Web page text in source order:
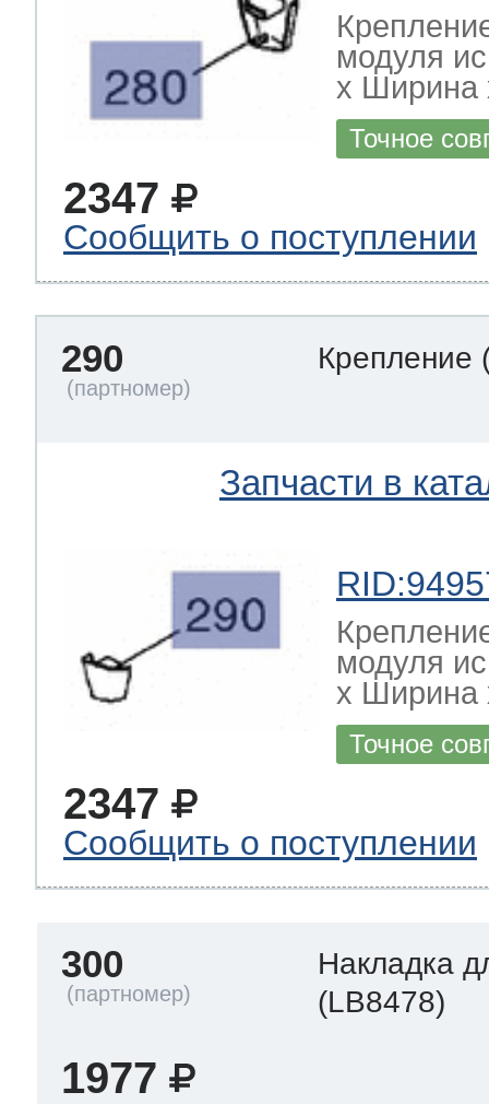
модуля
х Ширина
Точное
2347
Сообщить о поступлении
290 Крепление
Запчасти в
модуля
х Ширина
Точное
2347
Сообщить о поступлении
300
Накладка
(LB8478)
1977